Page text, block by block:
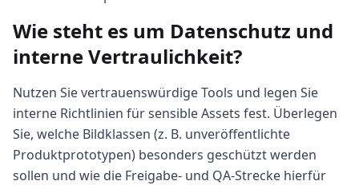
Wie steht es um Datenschutz und
interne Vertraulichkeit?
Nutzen Sie vertrauenswürdige Tools und legen Sie
interne Richtlinien für sensible Assets fest. Überlegen
Sie, welche Bildklassen (z. B. unveröffentlichte
Produktprototypen) besonders geschützt werden
sollen und wie die Freigabe- und QA-Strecke hierfür